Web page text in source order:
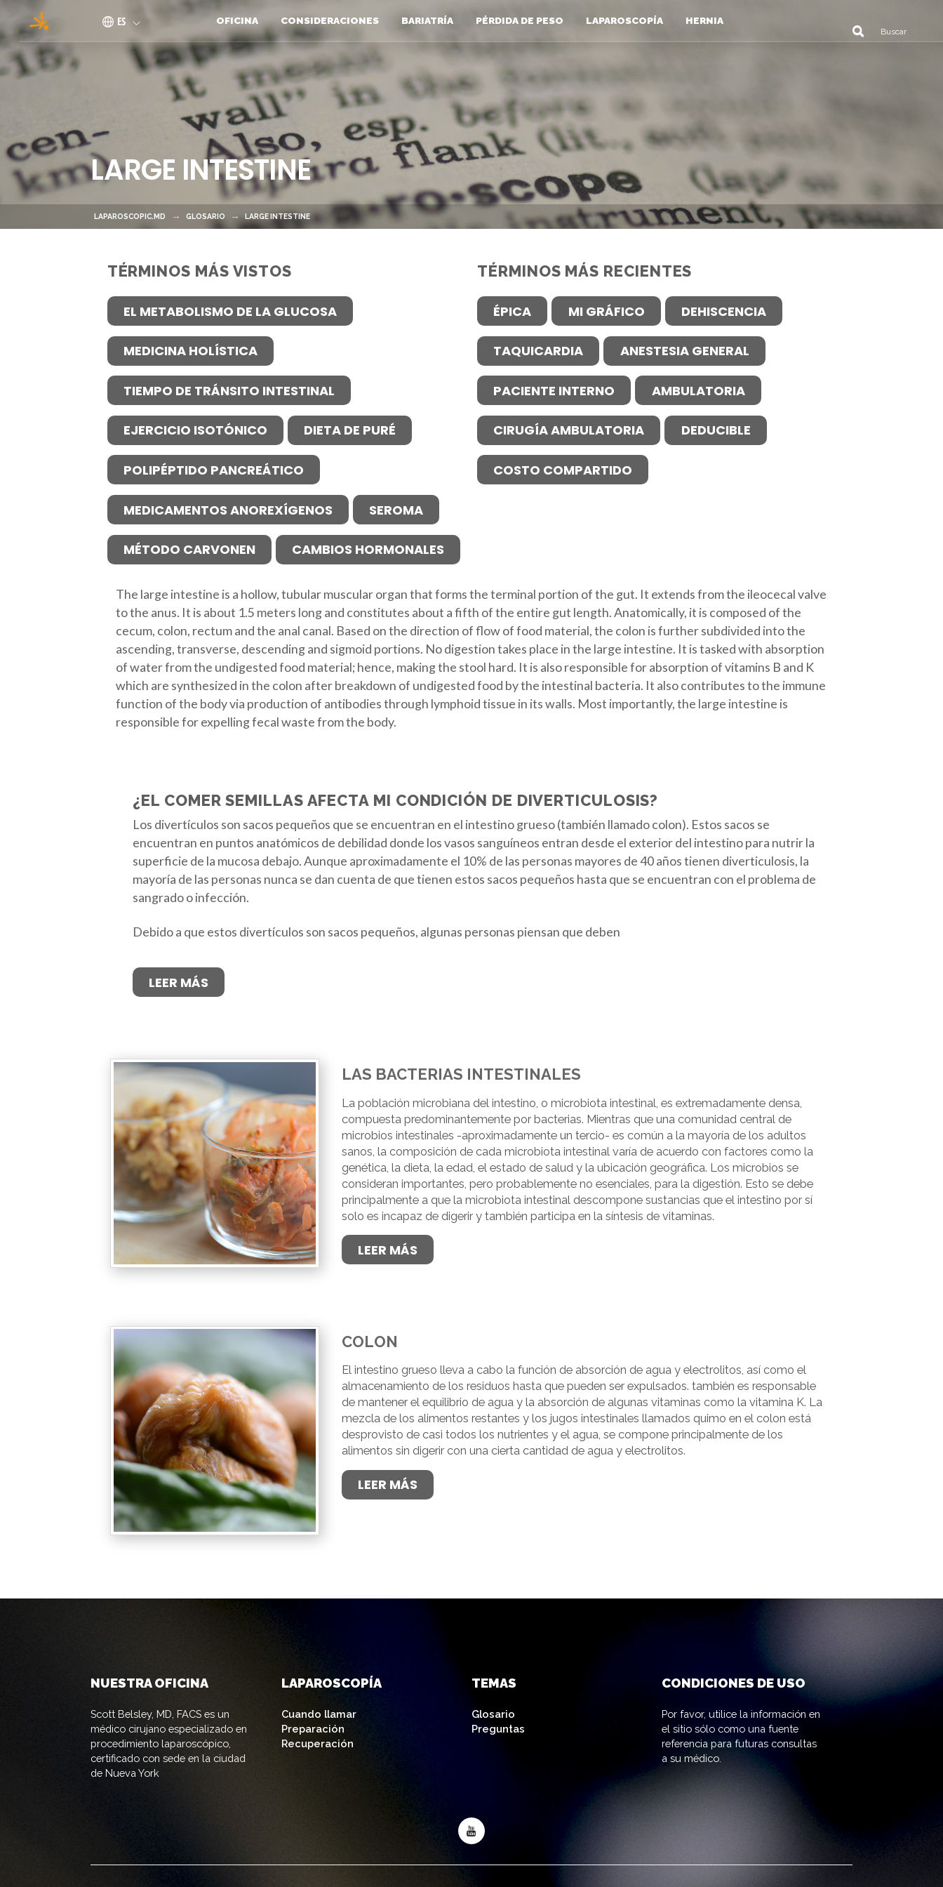
Pasar al contenido principal
ES OFICINA CONSIDERACIONES BARIATRÍA PÉRDIDA DE PESO LAPAROSCOPÍA HERNIA
LARGE INTESTINE
LAPAROSCOPIC.MD GLOSARIO LARGE INTESTINE
TÉRMINOS MÁS VISTOS
EL METABOLISMO DE LA GLUCOSA
MEDICINA HOLÍSTICA
TIEMPO DE TRÁNSITO INTESTINAL
EJERCICIO ISOTÓNICO DIETA DE PURÉ
POLIPÉPTIDO PANCREÁTICO
MEDICAMENTOS ANOREXÍGENOS SEROMA
MÉTODO CARVONEN CAMBIOS HORMONALES
TÉRMINOS MÁS RECIENTES
ÉPICA MI GRÁFICO DEHISCENCIA
TAQUICARDIA ANESTESIA GENERAL
PACIENTE INTERNO AMBULATORIA
CIRUGÍA AMBULATORIA DEDUCIBLE
COSTO COMPARTIDO
The large intestine is a hollow, tubular muscular organ that forms the terminal portion of the gut. It extends from the ileocecal valve
to the anus. It is about 1.5 meters long and constitutes about a fifth of the entire gut length. Anatomically, it is composed of the
cecum, colon, rectum and the anal canal. Based on the direction of flow of food material, the colon is further subdivided into the
ascending, transverse, descending and sigmoid portions. No digestion takes place in the large intestine. It is tasked with absorption
of water from the undigested food material; hence, making the stool hard. It is also responsible for absorption of vitamins B and K
which are synthesized in the colon after breakdown of undigested food by the intestinal bacteria. It also contributes to the immune
function of the body via production of antibodies through lymphoid tissue in its walls. Most importantly, the large intestine is
responsible for expelling fecal waste from the body.
¿EL COMER SEMILLAS AFECTA MI CONDICIÓN DE DIVERTICULOSIS?
Los divertículos son sacos pequeños que se encuentran en el intestino grueso (también llamado colon). Estos sacos se
encuentran en puntos anatómicos de debilidad donde los vasos sanguíneos entran desde el exterior del intestino para nutrir la
superficie de la mucosa debajo. Aunque aproximadamente el 10% de las personas mayores de 40 años tienen diverticulosis, la
mayoría de las personas nunca se dan cuenta de que tienen estos sacos pequeños hasta que se encuentran con el problema de
sangrado o infección.
Debido a que estos divertículos son sacos pequeños, algunas personas piensan que deben
LEER MÁS
LAS BACTERIAS INTESTINALES
La población microbiana del intestino, o microbiota intestinal, es extremadamente densa,
compuesta predominantemente por bacterias. Mientras que una comunidad central de
microbios intestinales -aproximadamente un tercio- es común a la mayoría de los adultos
sanos, la composición de cada microbiota intestinal varía de acuerdo con factores como la
genética, la dieta, la edad, el estado de salud y la ubicación geográfica. Los microbios se
consideran importantes, pero probablemente no esenciales, para la digestión. Esto se debe
principalmente a que la microbiota intestinal descompone sustancias que el intestino por sí
solo es incapaz de digerir y también participa en la síntesis de vitaminas.
LEER MÁS
COLON
El intestino grueso lleva a cabo la función de absorción de agua y electrolitos, así como el
almacenamiento de los residuos hasta que pueden ser expulsados. también es responsable
de mantener el equilibrio de agua y la absorción de algunas vitaminas como la vitamina K. La
mezcla de los alimentos restantes y los jugos intestinales llamados quimo en el colon está
desprovisto de casi todos los nutrientes y el agua, se compone principalmente de los
alimentos sin digerir con una cierta cantidad de agua y electrolitos.
LEER MÁS
NUESTRA OFICINA
Scott Belsley, MD, FACS es un
médico cirujano especializado en
procedimiento laparoscópico,
certificado con sede en la ciudad
de Nueva York
LAPAROSCOPÍA
Cuando llamar
Preparación
Recuperación
TEMAS
Glosario
Preguntas
CONDICIONES DE USO
Por favor, utilice la información en
el sitio sólo como una fuente
referencia para futuras consultas
a su médico.